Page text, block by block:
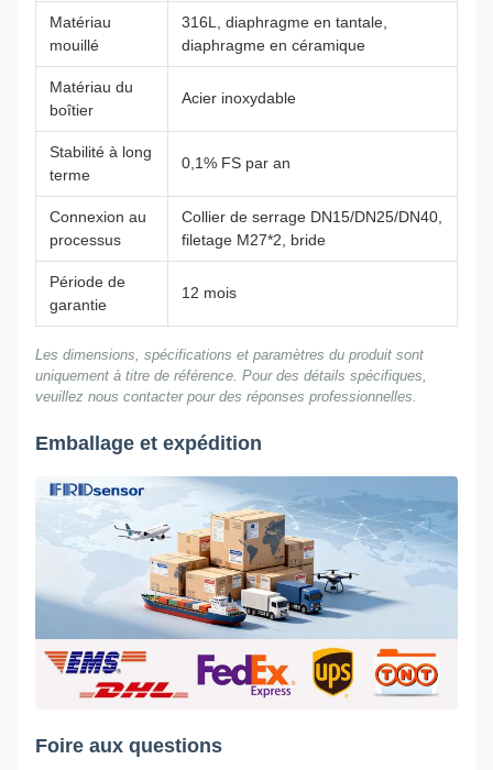
Matériau
mouillé
316L, diaphragme en tantale,
diaphragme en céramique
Matériau du
boîtier
Acier inoxydable
Stabilité à long
terme
0,1% FS par an
Connexion au
processus
Collier de serrage DN15/DN25/DN40,
filetage M27*2, bride
Période de
garantie
12 mois
Les dimensions, spécifications et paramètres du produit sont
uniquement à titre de référence. Pour des détails spécifiques,
veuillez nous contacter pour des réponses professionnelles.
Emballage et expédition
Foire aux questions